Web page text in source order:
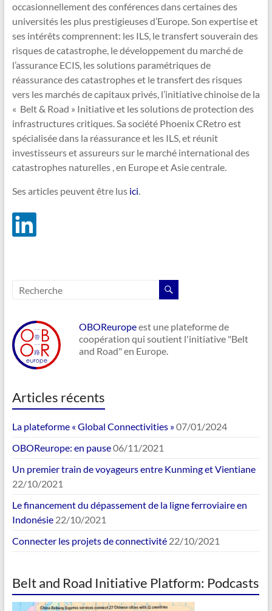
occasionnellement des conférences dans certaines des
universités les plus prestigieuses d’Europe. Son expertise et
ses intérêts comprennent: les ILS, le transfert souverain des
risques de catastrophe, le développement du marché de
l’assurance ECIS, les solutions paramétriques de
réassurance des catastrophes et le transfert des risques
vers les marchés de capitaux privés, l’initiative chinoise de la
« Belt & Road » Initiative et les solutions de protection des
infrastructures critiques. Sa société Phoenix CRetro est
spécialisée dans la réassurance et les ILS, et réunit
investisseurs et assureurs sur le marché international des
catastrophes naturelles , en Europe et Asie centrale.
Ses articles peuvent être lus ici.
OBOReuropeest une plateforme de
coopération qui soutient l'initiative "Belt
and Road" en Europe.
Articles récents
La plateforme « Global Connectivities »07/01/2024
OBOReurope: en pause06/11/2021
Un premier train de voyageurs entre Kunming et Vientiane
22/10/2021
Le financement du dépassement de la ligne ferroviaire en
Indonésie 22/10/2021
Connecter les projets de connectivité 22/10/2021
Belt and Road Initiative Platform: Podcasts